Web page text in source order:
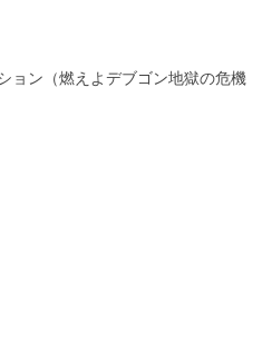
ョン（燃えよデブゴン地獄の危機